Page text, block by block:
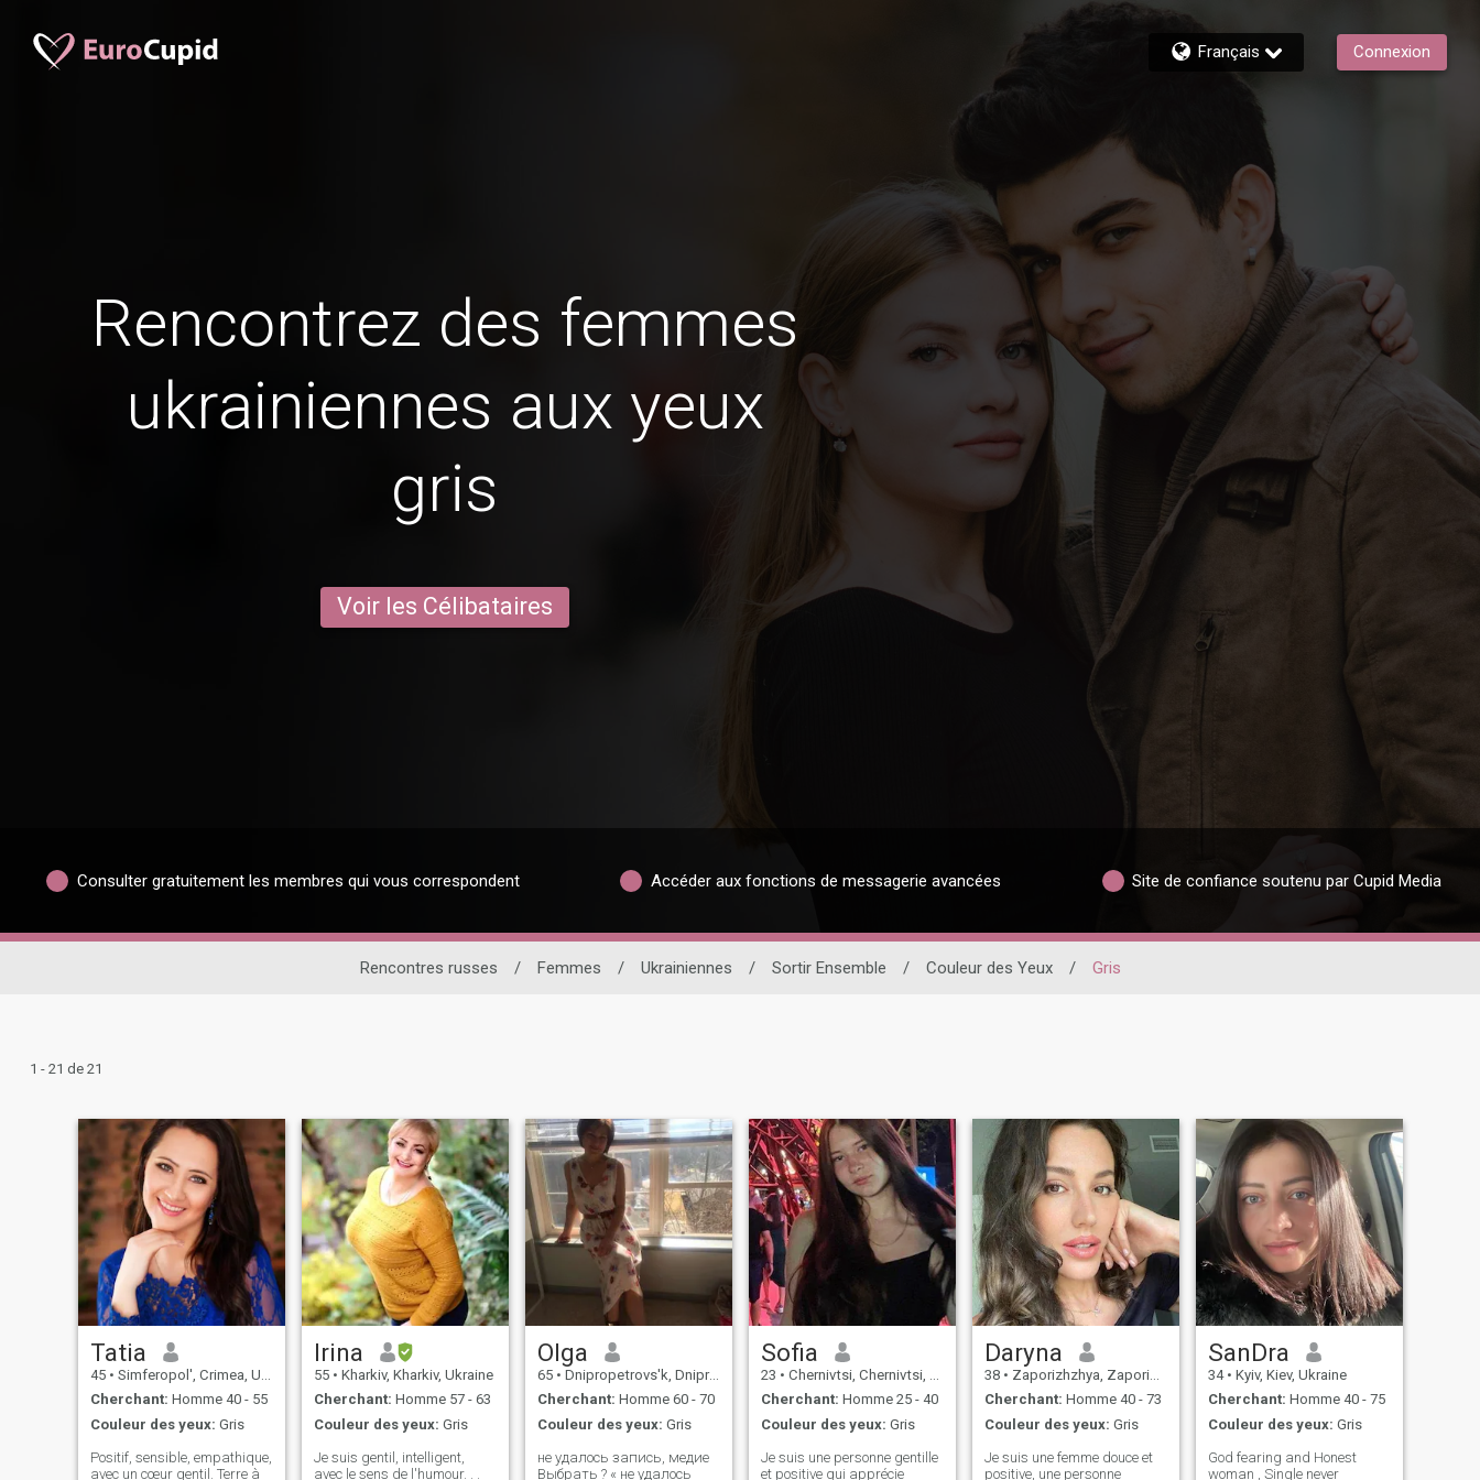
Français Connexion
Rencontrez des femmes
ukrainiennes aux yeux
gris
Voir les Célibataires
Consulter gratuitement les membres qui vous correspondent Accéder aux fonctions de messagerie avancées Site de confiance soutenu par Cupid Media
Rencontres russes / Femmes / Ukrainiennes / Sortir Ensemble / Couleur des Yeux / Gris
1 - 21 de 21
Tatia
45 • Simferopol', Crimea, Ukraine
Cherchant: Homme 40 - 55
Couleur des yeux: Gris
Positif, sensible, empathique,
avec un cœur gentil. Terre à
Irina
55 • Kharkiv, Kharkiv, Ukraine
Cherchant: Homme 57 - 63
Couleur des yeux: Gris
Je suis gentil, intelligent,
avec le sens de l'humour. . .
Olga
65 • Dnipropetrovs'k, Dnipropetrovs'k, Ukraine
Cherchant: Homme 60 - 70
Couleur des yeux: Gris
не удалось запись, медие
Выбрать ? « не удалось
Sofia
23 • Chernivtsi, Chernivtsi, Ukraine
Cherchant: Homme 25 - 40
Couleur des yeux: Gris
Je suis une personne gentille
et positive qui apprécie
Daryna
38 • Zaporizhzhya, Zaporizhzhya, Ukraine
Cherchant: Homme 40 - 73
Couleur des yeux: Gris
Je suis une femme douce et
positive, une personne
SanDra
34 • Kyiv, Kiev, Ukraine
Cherchant: Homme 40 - 75
Couleur des yeux: Gris
God fearing and Honest
woman , Single never